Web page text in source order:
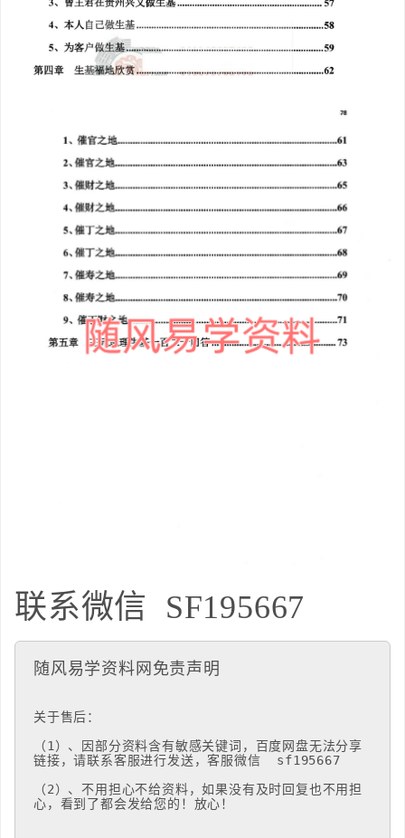
联系微信 SF195667
随风易学资料网免责声明
关于售后：
（1）、因部分资料含有敏感关键词，百度网盘无法分享
链接，请联系客服进行发送，客服微信  sf195667
（2）、不用担心不给资料，如果没有及时回复也不用担
心，看到了都会发给您的！放心！